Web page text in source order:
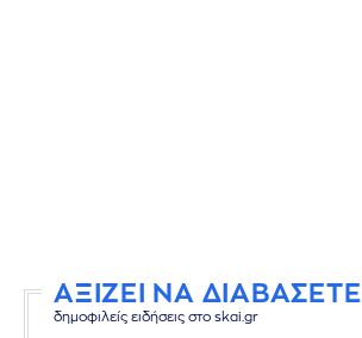
ΑΞΙΖΕΙ ΝΑ ΔΙΑΒΑΣΕΤΕ
δημοφιλείς ειδήσεις στο skai.gr